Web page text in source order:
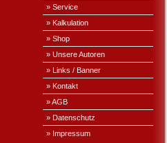
» Service
» Kalkulation
» Shop
» Unsere Autoren
» Links / Banner
» Kontakt
» AGB
» Datenschutz
» Impressum